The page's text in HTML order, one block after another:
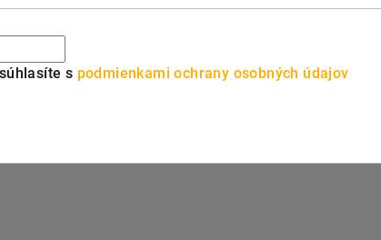
s podmienkami ochrany osobných údajov